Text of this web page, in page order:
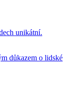
unikátní.
důkazem o lidské